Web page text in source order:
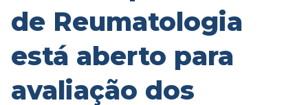
de Reumatologia
está aberto para
avaliação dos